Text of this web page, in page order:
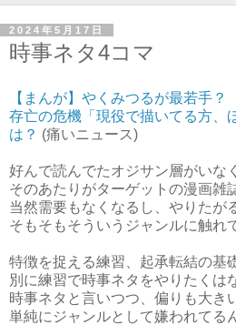
2024年5月17日
時事ネタ4コマ
【まんが】やくみつるが最若手
存亡の危機「現役で描いてる方、
は？ (痛いニュース)
好んで読んでたオジサン層がいな
そのあたりがターゲットの漫画雑
当然需要もなくなるし、やりたが
そもそもそういうジャンルに触れ
特徴を捉える練習、起承転結の基
別に練習で時事ネタをやりたくは
時事ネタと言いつつ、偏りも大き
単純にジャンルとして嫌われてる